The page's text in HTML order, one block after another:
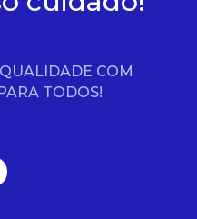
COM
TODOS!